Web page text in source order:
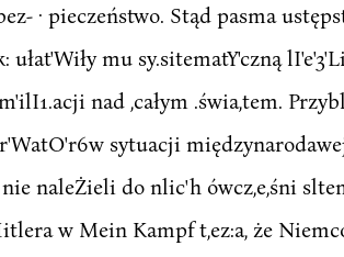
· pieczeństwo. Stąd pasma
ułat'Wiły mu sy.sitematY'czną
nad ,całym .świa,tem.
sytuacji
naleŻieli do nlic'h ówcz,e,śni
w Mein Kampf t,ez:a, że